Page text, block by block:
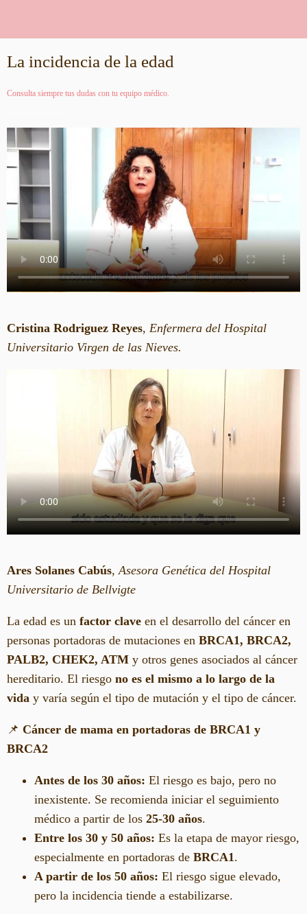
La incidencia de la edad
Consulta siempre tus dudas con tu equipo médico.
Cristina Rodriguez Reyes, Enfermera del Hospital
Universitario Virgen de las Nieves.
Ares Solanes Cabús,Asesora Genética del Hospital
Universitario de Bellvigte
La edad es un factor clave en el desarrollo del cáncer en
personas portadoras de mutaciones en BRCA1, BRCA2,
PALB2, CHEK2, ATM y otros genes asociados al cáncer
hereditario. El riesgo no es el mismo a lo largo de la
vida y varía según el tipo de mutación y el tipo de cáncer.
📌 Cáncer de mama en portadoras de BRCA1 y
BRCA2
Antes de los 30 años: El riesgo es bajo, pero no
inexistente. Se recomienda iniciar el seguimiento
médico a partir de los 25-30 años.
Entre los 30 y 50 años: Es la etapa de mayor riesgo,
especialmente en portadoras de BRCA1.
A partir de los 50 años: El riesgo sigue elevado,
pero la incidencia tiende a estabilizarse.